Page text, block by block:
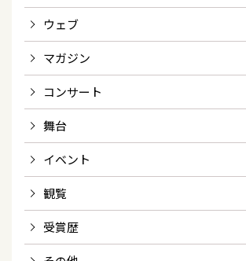
ウェブ
マガジン
コンサート
舞台
イベント
観覧
受賞歴